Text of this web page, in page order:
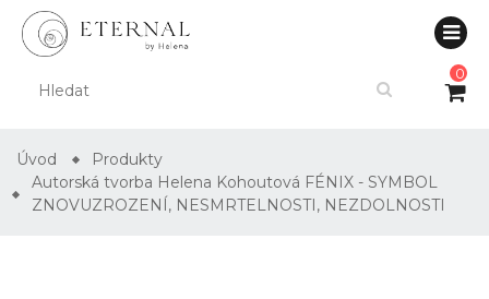
0
Úvod
Produkty
Autorská tvorba Helena Kohoutová FÉNIX - SYMBOL
ZNOVUZROZENÍ, NESMRTELNOSTI, NEZDOLNOSTI